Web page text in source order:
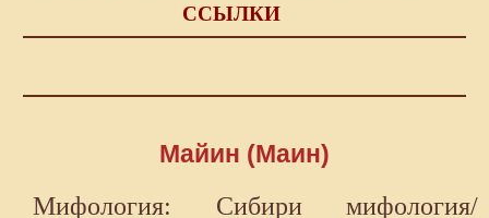
ССЫЛКИ
Майин (Маин)
Мифология: Сибири мифология/